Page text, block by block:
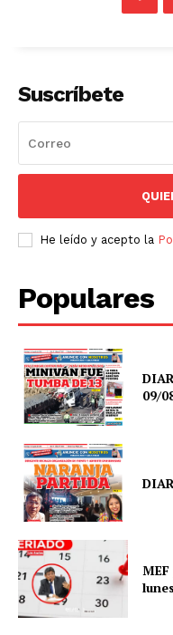
Suscríbete
He leído y acepto la
Populares
09/